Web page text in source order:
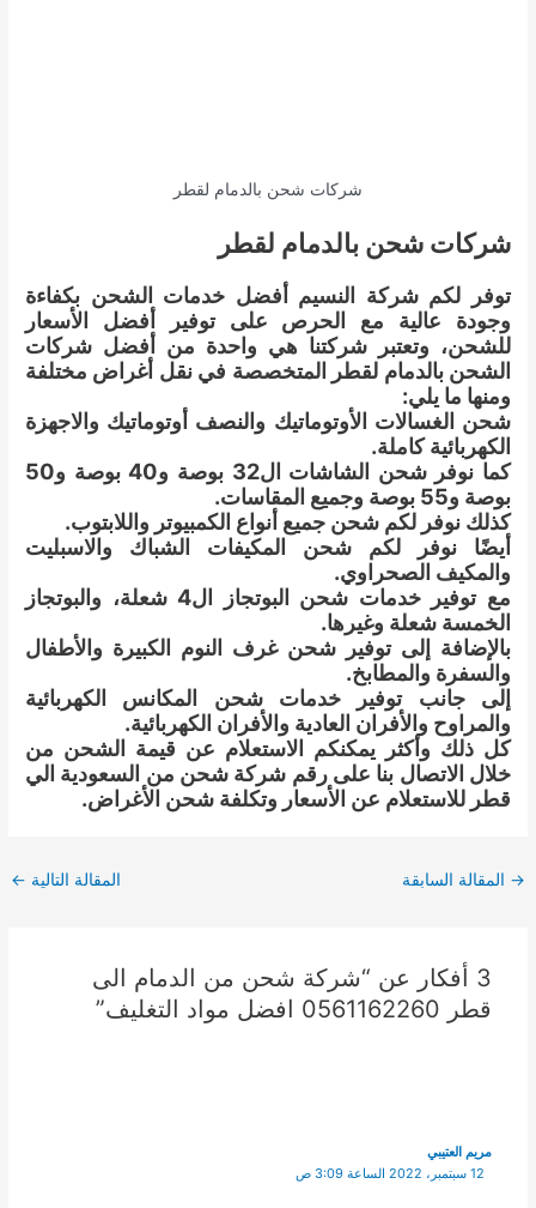
شركات شحن بالدمام لقطر
شركات شحن بالدمام لقطر
توفر لكم شركة النسيم أفضل خدمات الشحن بكفاءة
وجودة عالية مع الحرص على توفير أفضل الأسعار
للشحن، وتعتبر شركتنا هي واحدة من أفضل شركات
الشحن بالدمام لقطر المتخصصة في نقل أغراض مختلفة
ومنها ما يلي:
شحن الغسالات الأوتوماتيك والنصف أوتوماتيك والاجهزة
الكهربائية كاملة.
كما نوفر شحن الشاشات ال32 بوصة و40 بوصة و50
بوصة و55 بوصة وجميع المقاسات.
كذلك نوفر لكم شحن جميع أنواع الكمبيوتر واللابتوب.
أيضًا نوفر لكم شحن المكيفات الشباك والاسبليت
والمكيف الصحراوي.
مع توفير خدمات شحن البوتجاز ال4 شعلة، والبوتجاز
الخمسة شعلة وغيرها.
بالإضافة إلى توفير شحن غرف النوم الكبيرة والأطفال
والسفرة والمطابخ.
إلى جانب توفير خدمات شحن المكانس الكهربائية
والمراوح والأفران العادية والأفران الكهربائية.
كل ذلك وأكثر يمكنكم الاستعلام عن قيمة الشحن من
خلال الاتصال بنا على رقم شركة شحن من السعودية الي
قطر للاستعلام عن الأسعار وتكلفة شحن الأغراض.
Post
→ المقالة السابقة المقالة التالية ←
3 أفكار عن “شركة شحن من الدمام الى
قطر 0561162260 افضل مواد التغليف”
مريم العتيبي
12 سبتمبر، 2022 الساعة 3:09 ص